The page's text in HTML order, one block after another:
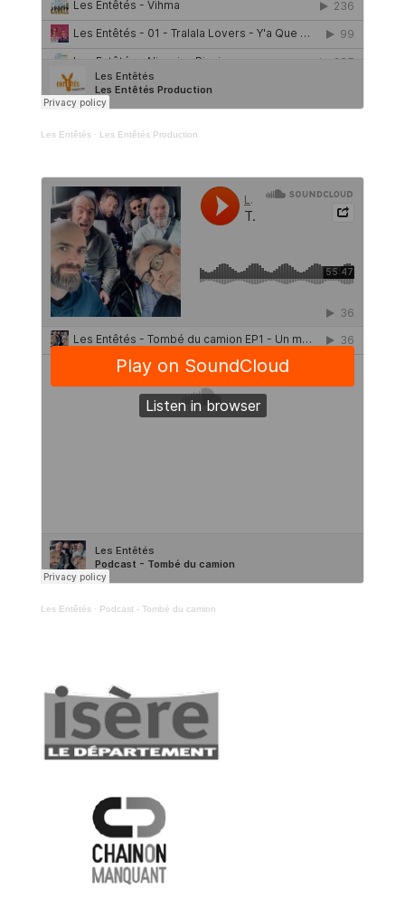
Les Entêtés· Les Entêtés Production
Les Entêtés· Podcast - Tombé du camion